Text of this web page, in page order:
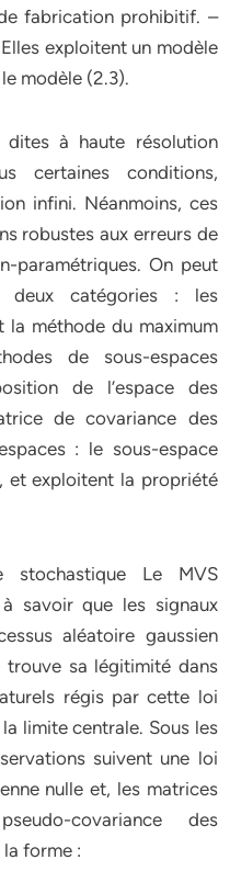
fabrication prohibitif. –
exploitent un modèle
modèle (2.3).
à haute résolution
certaines conditions,
infini. Néanmoins, ces
robustes aux erreurs de
paramétriques. On peut
deux catégories : les
la méthode du maximum
de sous-espaces
de l’espace des
de covariance des
: le sous-espace
et exploitent la propriété
stochastique Le MVS
à savoir que les signaux
aléatoire gaussien
trouve sa légitimité dans
régis par cette loi
limite centrale. Sous les
suivent une loi
nulle et, les matrices
covariance des
forme :